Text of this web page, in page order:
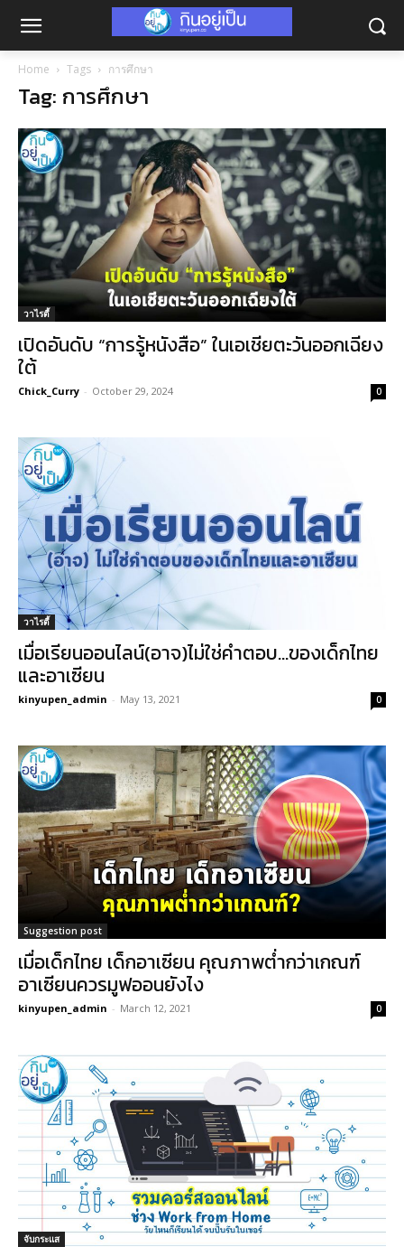
Home Tags การศึกษา
Tag: การศึกษา
วาไรตี้
เปิดอันดับ “การรู้หนังสือ” ในเอเชียตะวันออกเฉียง
ใต้
Chick_Curry - October 29, 2024 0
วาไรตี้
เมื่อเรียนออนไลน์(อาจ)ไม่ใช่คำตอบ…ของเด็กไทย
และอาเซียน
kinyupen_admin - May 13, 2021 0
Suggestion post
เมื่อเด็กไทย เด็กอาเซียน คุณภาพต่ำกว่าเกณฑ์
อาเซียนควรมูฟออนยังไง
kinyupen_admin - March 12, 2021 0
จับกระแส